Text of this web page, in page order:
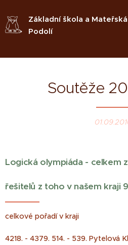
Základní škola a
Podolí
Soutěže
Logická olympiáda - celkem
řešitelů z toho v našem kraji
celkové pořadí v kraji
4218. - 4379. 514. - 539. Pytelová